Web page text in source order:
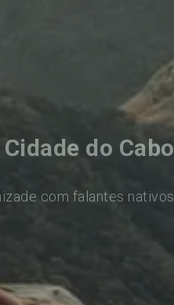
do Cabo
com falantes nativos